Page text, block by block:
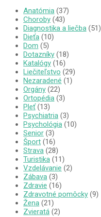
Anatómia (37)
Choroby (43)
Diagnostika a liečba (51)
Dieťa (10)
Dom (5)
Dotazníky (18)
Katalógy (16)
Liečiteľstvo (29)
Nezaradené (1)
Orgány (22)
Ortopédia (3)
Pleť(13)
Psychiatria (3)
Psychológia (10)
Senior (3)
Šport (16)
Strava (28)
Turistika (11)
Vzdelávanie (2)
Zábava (3)
Zdravie (16)
Zdravotné pomôcky (9)
Žena (21)
Zvieratá (2)